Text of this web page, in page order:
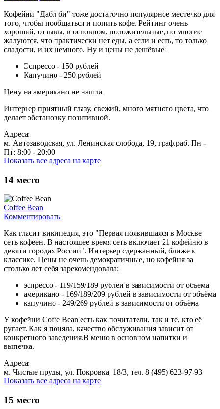
Кофейни "Дабл би" тоже достаточно популярное местечко для
того, чтобы пообщаться и попить кофе. Рейтинг очень
хороший, отзывы, в основном, положительные, но многие
жалуются, что практически нет еды, а если и есть, то только
сладости, и их немного. Ну и цены не дешёвые:
Эспрессо - 150 рублей
Капучино - 250 рублей
Цену на американо не нашла.
Интерьер приятный глазу, свежий, много мятного цвета, что
делает обстановку позитивной.
Адреса:
м. Автозаводская, ул. Ленинская слобода, 19, граф.раб. Пн -
Пт: 8:00 - 20:00
Показать все адреса на карте
14 место
Coffee Bean
Комментировать
Как гласит википедия, это "Первая появившаяся в Москве
сеть кофеен. В настоящее время сеть включает 21 кофейню в
девяти городах России". Интерьер сдержанный, ближе к
классике. Цены не очень демократичные, но кофейня за
столько лет себя зарекомендовала:
эспрессо - 119/159/189 рублей в зависимости от объёма
американо - 169/189/209 рублей в зависимости от объёма
капучино - 249/269 рублей в зависимости от объёма
У кофейни Coffe Bean есть как почитатели, так и те, кто её
ругает. Как я поняла, качество обслуживания зависит от
конкретного заведения.В меню в основном напитки и
выпечка.
Адреса:
м. Чистые пруды, ул. Покровка, 18/3, тел. 8 (495) 623-97-93
Показать все адреса на карте
15 место